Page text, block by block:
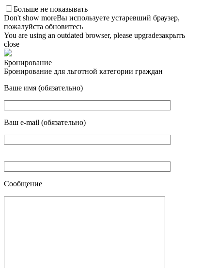
Больше не показывать
Don't show moreВы используете устаревший браузер,
пожалуйста обновитесь
You are using an outdated browser, please upgradeзакрыть
close
Бронирование
Бронирование для льготной категории граждан
Ваше имя (обязательно)
Ваш e-mail (обязательно)
Сообщение